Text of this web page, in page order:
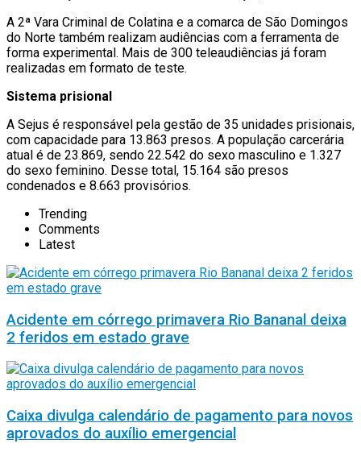
A 2ª Vara Criminal de Colatina e a comarca de São Domingos
do Norte também realizam audiências com a ferramenta de
forma experimental. Mais de 300 teleaudiências já foram
realizadas em formato de teste.
Sistema prisional
A Sejus é responsável pela gestão de 35 unidades prisionais,
com capacidade para 13.863 presos. A população carcerária
atual é de 23.869, sendo 22.542 do sexo masculino e 1.327
do sexo feminino. Desse total, 15.164 são presos
condenados e 8.663 provisórios.
Trending
Comments
Latest
Acidente em córrego primavera Rio Bananal deixa
2 feridos em estado grave
Caixa divulga calendário de pagamento para novos
aprovados do auxílio emergencial